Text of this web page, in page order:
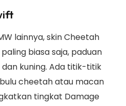
lainnya, skin Cheetah
biasa saja, paduan
kuning. Ada titik-titik
cheetah atau macan
tingkat Damage